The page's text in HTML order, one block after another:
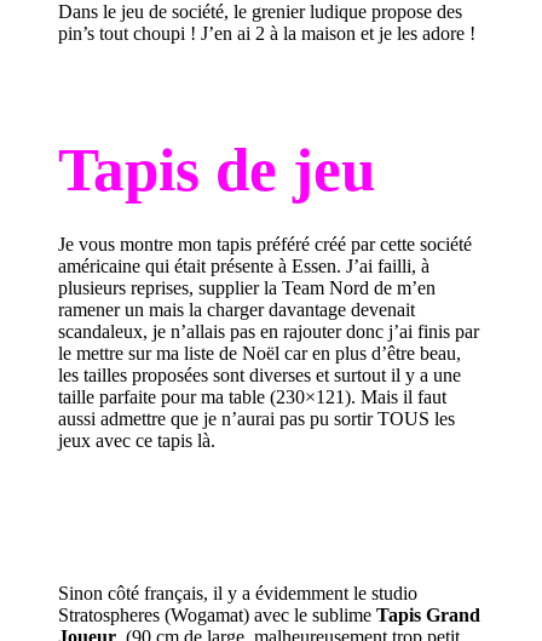
Dans le jeu de société, le grenier ludique propose des
pin’s tout choupi ! J’en ai 2 à la maison et je les adore !
Tapis de jeu
Je vous montre mon tapis préféré créé parcette société
américaine qui était présente à Essen. J’ai failli, à
plusieurs reprises, supplier la Team Nord de m’en
ramener un mais la charger davantage devenait
scandaleux, je n’allais pas en rajouter donc j’ai finis par
le mettre sur ma liste de Noël car en plus d’être beau,
les tailles proposées sont diverses et surtout il y a une
taille parfaite pour ma table (230×121). Mais il faut
aussi admettre que je n’aurai pas pu sortir TOUS les
jeux avec ce tapis là.
Sinon côté français, il y a évidemment le studio
Stratospheres (Wogamat) avec le sublime Tapis Grand
Joueur. (90 cm de large, malheureusement trop petit